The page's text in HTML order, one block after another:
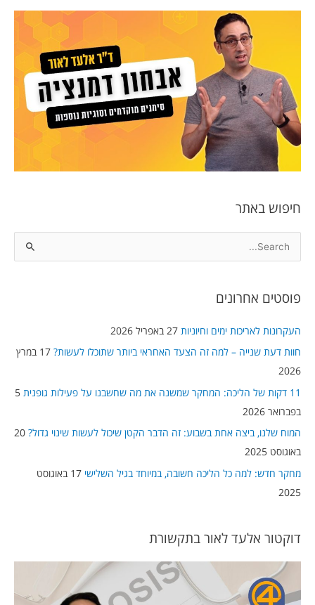
חיפוש באתר
r
r
:
פוסטים אחרונים
העקרונות לאריכות ימים וחיוניות 27 באפריל 2026
חוות דעת שנייה – למה זה הצעד האחראי ביותר שתוכלו לעשות?
17 במרץ
2026
11 דקות של הליכה: המחקר שמשנה את מה שחשבנו על פעילות גופנית
5
בפברואר 2026
המוח שלנו, ביצה אחת בשבוע: זה הדבר הקטן שיכול לעשות שינוי גדול? 20
באוגוסט 2025
מחקר חדש: למה כל הליכה חשובה, במיוחד בגיל השלישי
17 באוגוסט
2025
דוקטור אלעד לאור בתקשורת